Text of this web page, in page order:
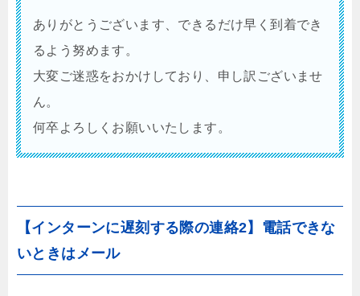
ありがとうございます、できるだけ早く到着でき
るよう努めます。
大変ご迷惑をおかけしており、申し訳ございませ
ん。
何卒よろしくお願いいたします。
【インターンに遅刻する際の連絡2】電話できな
いときはメール